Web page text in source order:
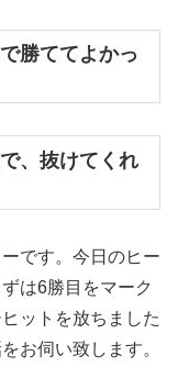
勝ててよかっ
、抜けてくれ
です。今日のヒー
は6勝目をマーク
ットを放ちました
お伺い致します。